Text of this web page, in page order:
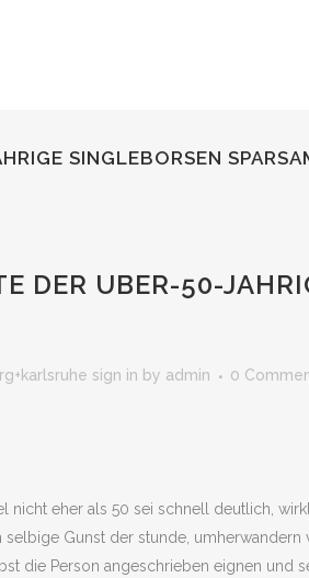
SINGLEBORSEN
DER UBER-50-
sign in by admin 0
nicht eher als 50 sei schnell deutlich,
Gunst der stunde,
die Person angeschrieben eignen und